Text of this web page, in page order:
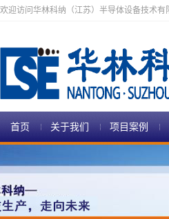
欢迎访问华林科纳（江苏）半导体设备技术有
首页 关于我们 项目案例